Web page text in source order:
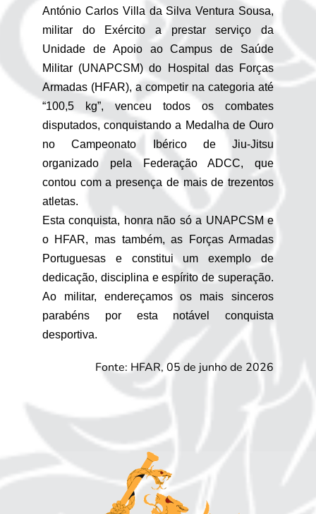
António Carlos Villa da Silva Ventura Sousa,
militar do Exército a prestar serviço da
Unidade de Apoio ao Campus de Saúde
Militar (UNAPCSM) do Hospital das Forças
Armadas (HFAR), a competir na categoria até
“100,5 kg”, venceu todos os combates
disputados, conquistando a Medalha de Ouro
no Campeonato Ibérico de Jiu-Jitsu
organizado pela Federação ADCC, que
contou com a presença de mais de trezentos
atletas.
Esta conquista, honra não só a UNAPCSM e
o HFAR, mas também, as Forças Armadas
Portuguesas e constitui um exemplo de
dedicação, disciplina e espírito de superação.
Ao militar, endereçamos os mais sinceros
parabéns por esta notável conquista
desportiva.
Fonte: HFAR, 05 de junho de 2026